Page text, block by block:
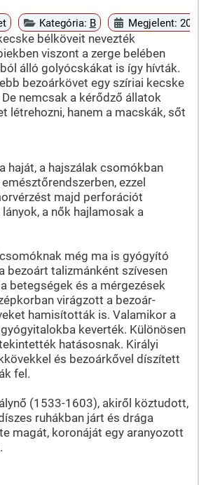
Kategória: B Megjelent:
bélköveit nevezték
viszont a zerge belében
álló golyócskákat is így hívták.
bezoárkövet egy szíriai kecske
nemcsak a kérődző állatok
létrehozni, hanem a macskák, sőt
haját, a hajszálak csomókban
ezzel
majd perforációt
a nők hajlamosak a
még ma is gyógyító
bezoárt talizmánként szívesen
betegségek és a mérgezések
virágzott a bezoár-
hamisították is. Valamikor a
keverték. Különösen
hatásosnak. Királyi
és bezoárkővel díszített
fel.
(1533-1603), akiről köztudott,
ruhákban járt és drága
magát, koronáját egy aranyozott